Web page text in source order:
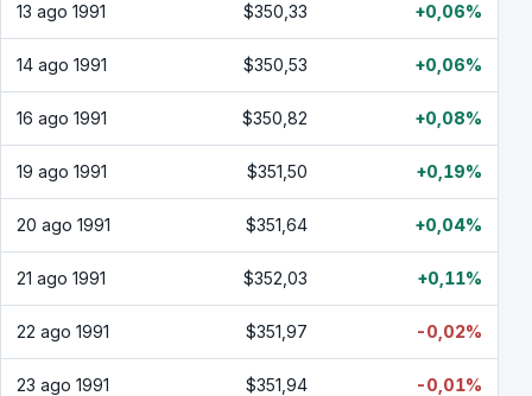
13 ago 1991 $350,33 +0,06%
14 ago 1991 $350,53 +0,06%
16 ago 1991 $350,82 +0,08%
19 ago 1991 $351,50 +0,19%
20 ago 1991 $351,64 +0,04%
21 ago 1991 $352,03 +0,11%
22 ago 1991 $351,97 -0,02%
23 ago 1991 $351,94 -0,01%